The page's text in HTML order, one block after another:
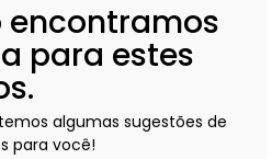
encontramos
para estes
algumas sugestões de
para você!